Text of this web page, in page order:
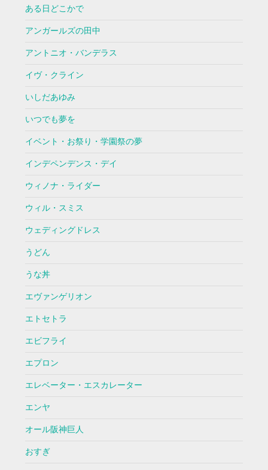
ある日どこかで
アンガールズの田中
アントニオ・バンデラス
イヴ・クライン
いしだあゆみ
いつでも夢を
イベント・お祭り・学園祭の夢
インデペンデンス・デイ
ウィノナ・ライダー
ウィル・スミス
ウェディングドレス
うどん
うな丼
エヴァンゲリオン
エトセトラ
エビフライ
エプロン
エレベーター・エスカレーター
エンヤ
オール阪神巨人
おすぎ